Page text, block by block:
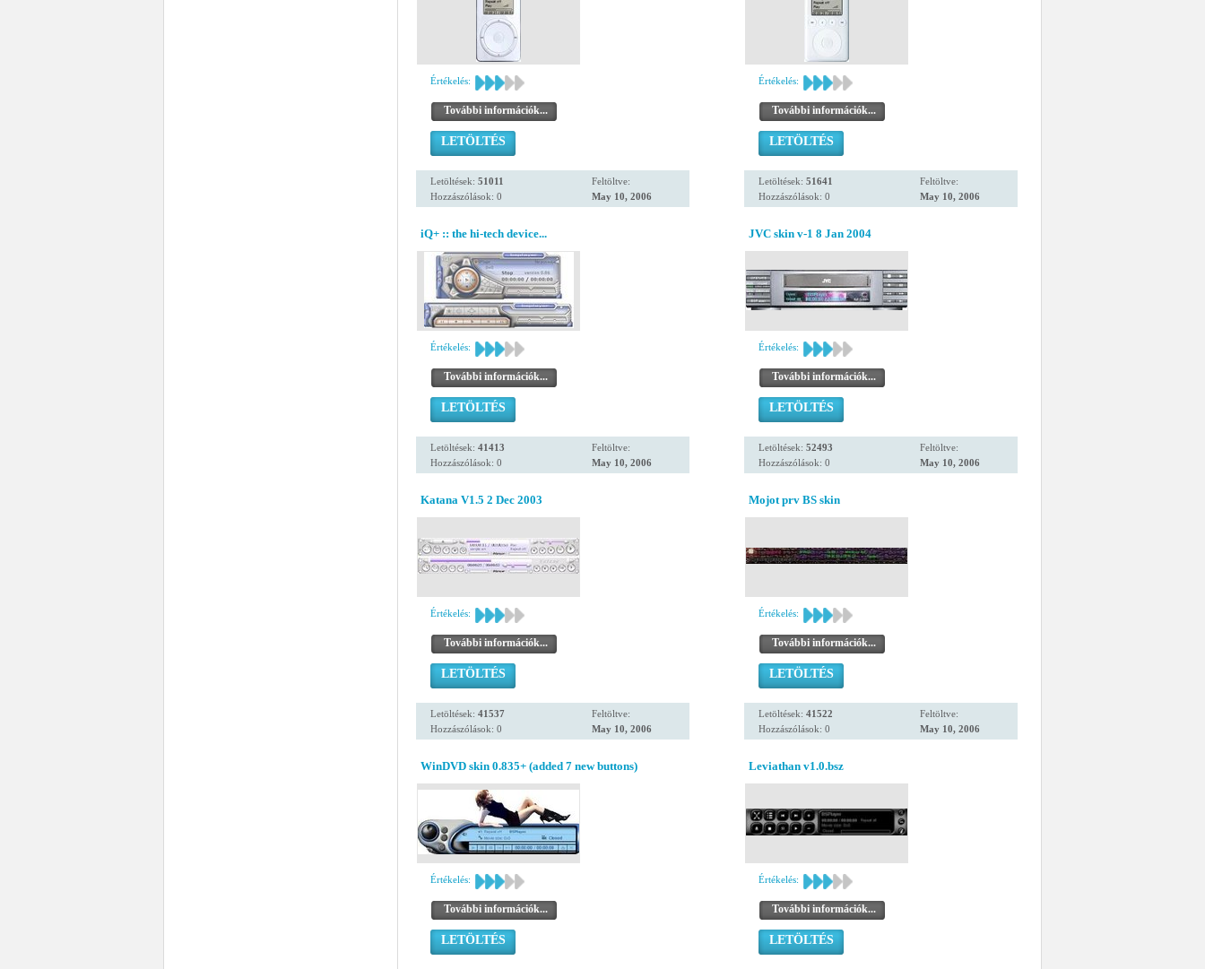
Értékelés:
További információk...
LETÖLTÉS
Letöltések: 51011
Hozzászólások: 0
Feltöltve:
May 10, 2006
Értékelés:
További információk...
LETÖLTÉS
Letöltések: 51641
Hozzászólások: 0
Feltöltve:
May 10, 2006
iQ+ :: the hi-tech device...
Értékelés:
További információk...
LETÖLTÉS
Letöltések: 41413
Hozzászólások: 0
Feltöltve:
May 10, 2006
JVC skin v-1 8 Jan 2004
Értékelés:
További információk...
LETÖLTÉS
Letöltések: 52493
Hozzászólások: 0
Feltöltve:
May 10, 2006
Katana V1.5 2 Dec 2003
Értékelés:
További információk...
LETÖLTÉS
Letöltések: 41537
Hozzászólások: 0
Feltöltve:
May 10, 2006
Mojot prv BS skin
Értékelés:
További információk...
LETÖLTÉS
Letöltések: 41522
Hozzászólások: 0
Feltöltve:
May 10, 2006
WinDVD skin 0.835+ (added 7 new buttons)
Értékelés:
További információk...
LETÖLTÉS
Leviathan v1.0.bsz
Értékelés:
További információk...
LETÖLTÉS